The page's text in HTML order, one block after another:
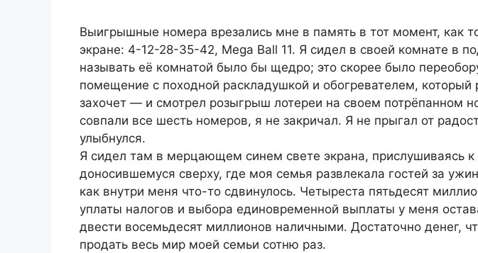
Выигрышные номера врезались мне в память в тот момент, как
экране: 4-12-28-35-42, Mega Ball 11. Я сидел в своей комнате в
называть её комнатой было бы щедро; это скорее было
помещение с походной раскладушкой и обогревателем, который
захочет — и смотрел розыгрыш лотереи на своем потрёпанном
совпали все шесть номеров, я не закричал. Я не прыгал от
улыбнулся.
Я сидел там в мерцающем синем свете экрана, прислушиваясь к
доносившемуся сверху, где моя семья развлекала гостей за
как внутри меня что-то сдвинулось. Четыреста пятьдесят
уплаты налогов и выбора единовременной выплаты у меня
двести восемьдесят миллионов наличными. Достаточно денег,
продать весь мир моей семьи сотню раз.